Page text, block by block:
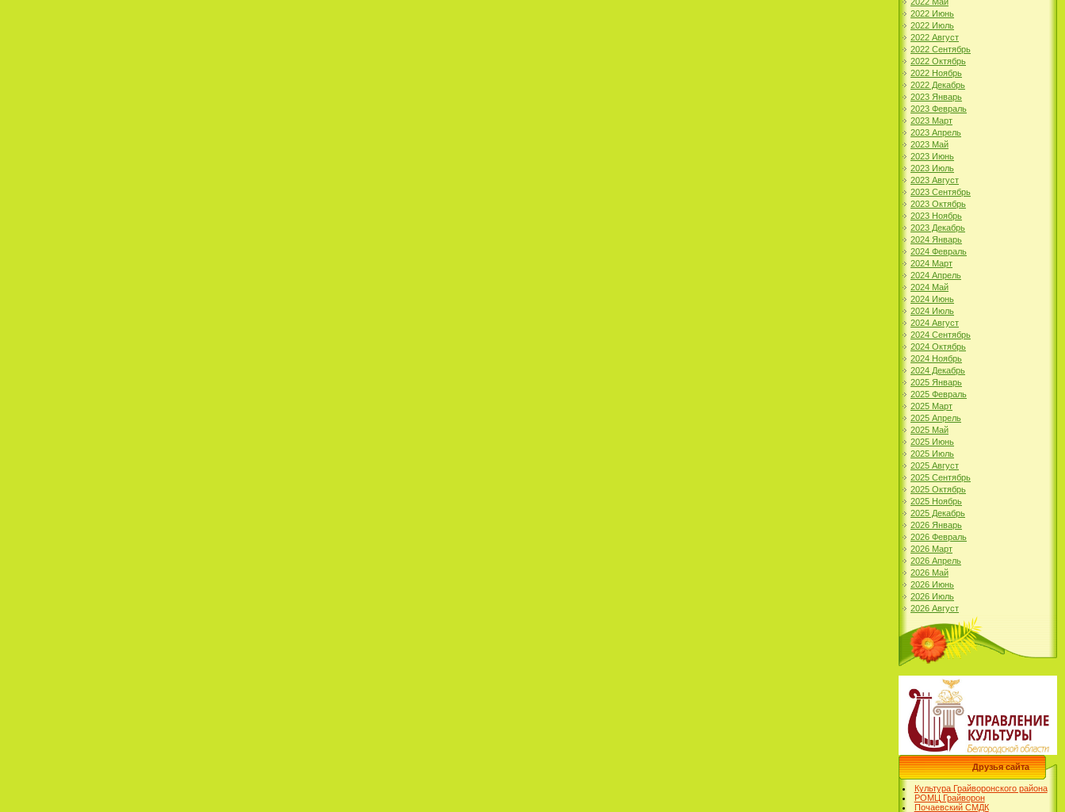
2022 Июнь
2022 Июль
2022 Август
2022 Сентябрь
2022 Октябрь
2022 Ноябрь
2022 Декабрь
2023 Январь
2023 Февраль
2023 Март
2023 Апрель
2023 Май
2023 Июнь
2023 Июль
2023 Август
2023 Сентябрь
2023 Октябрь
2023 Ноябрь
2023 Декабрь
2024 Январь
2024 Февраль
2024 Март
2024 Апрель
2024 Май
2024 Июнь
2024 Июль
2024 Август
2024 Сентябрь
2024 Октябрь
2024 Ноябрь
2024 Декабрь
2025 Январь
2025 Февраль
2025 Март
2025 Апрель
2025 Май
2025 Июнь
2025 Июль
2025 Август
2025 Сентябрь
2025 Октябрь
2025 Ноябрь
2025 Декабрь
2026 Январь
2026 Февраль
2026 Март
2026 Апрель
2026 Май
2026 Июнь
2026 Июль
2026 Август
Друзья сайта
Культура Грайворонского района
РОМЦ Грайворон
Почаевский СМДК